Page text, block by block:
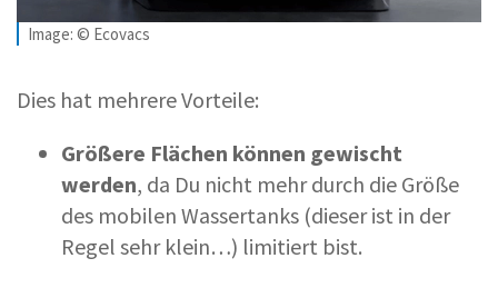
Image: © Ecovacs
Dies hat mehrere Vorteile:
Größere Flächen können gewischt
werden, da Du nicht mehr durch die Größe
des mobilen Wassertanks (dieser ist in der
Regel sehr klein…) limitiert bist.